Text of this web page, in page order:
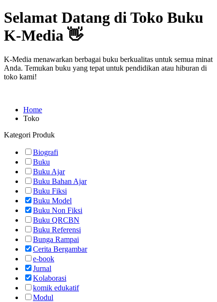
Selamat Datang di Toko Buku
K-Media 👋
K-Media menawarkan berbagai buku berkualitas untuk semua minat
Anda. Temukan buku yang tepat untuk pendidikan atau hiburan di
toko kami!
Home
Toko
Kategori Produk
Biografi
Buku
Buku Ajar
Buku Bahan Ajar
Buku Fiksi
Buku Model
Buku Non Fiksi
Buku QRCBN
Buku Referensi
Bunga Rampai
Cerita Bergambar
e-book
Jurnal
Kolaborasi
komik edukatif
Modul